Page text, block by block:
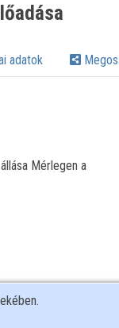
adatok
Mérlegen a